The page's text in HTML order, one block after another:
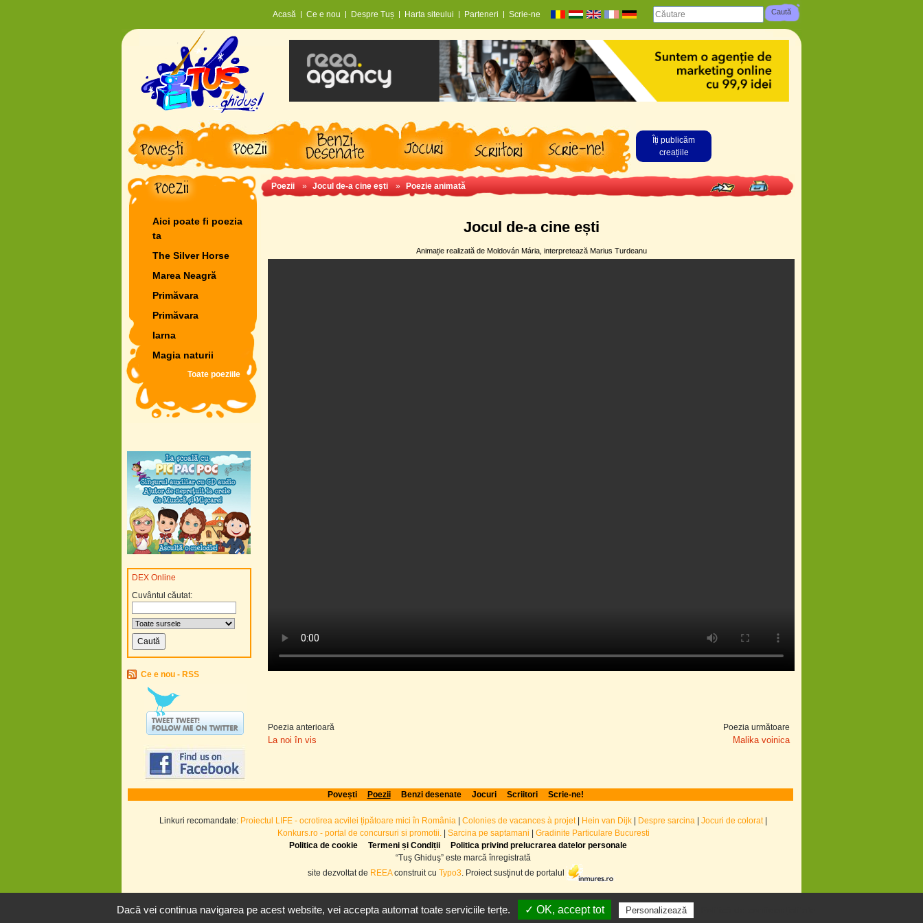
Acasă Ce e nou Despre Tuș Harta siteului Parteneri Scrie-ne
Îți publicăm
creațiile
Aici poate fi poezia
ta
The Silver Horse
Marea Neagră
Primăvara
Primăvara
Iarna
Magia naturii
Toate poeziile
DEX Online
Cuvântul căutat:
Ce e nou - RSS
Poezii » Jocul de-a cine ești » Poezie animată
Jocul de-a cine ești
Animație realizată de Moldován Mária, interpretează Marius Turdeanu
Poezia anterioară
La noi în vis
Poezia următoare
Malika voinica
Povești Poezii Benzi desenate Jocuri Scriitori Scrie-ne!
Linkuri recomandate: Proiectul LIFE - ocrotirea acvilei țipătoare mici în România Colonies de vacances à projet| Hein van Dijk Despre sarcina Jocuri de colorat
Konkurs.ro - portal de concursuri si promotii.| Sarcina pe saptamani
Gradinite Particulare Bucuresti
Politica de cookie
Termeni și Condiții
Politica privind prelucrarea datelor personale
“Tuş Ghiduş” este marcă înregistrată
site dezvoltat de REEAconstruit cu Typo3 . Proiect susţinut de portalul
Dacă vei continua navigarea pe acest website, vei accepta automat toate serviciile terțe. ✓ OK, accept tot Personalizează